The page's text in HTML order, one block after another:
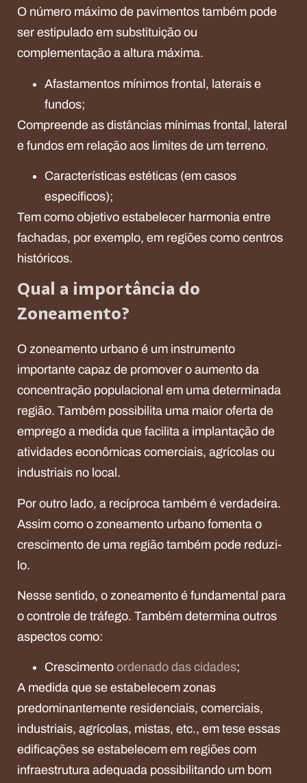
O número máximo de pavimentos também pode
ser estipulado em substituição ou
complementação a altura máxima.
Afastamentos mínimos frontal, laterais e
fundos;
Compreende as distâncias mínimas frontal, lateral
e fundos em relação aos limites de um terreno.
Características estéticas (em casos
específicos);
Tem como objetivo estabelecer harmonia entre
fachadas, por exemplo, em regiões como centros
históricos.
Qual a importância do
Zoneamento?
O zoneamento urbano é um instrumento
importante capaz de promover o aumento da
concentração populacional em uma determinada
região. Também possibilita uma maior oferta de
emprego a medida que facilita a implantação de
atividades econômicas comerciais, agrícolas ou
industriais no local.
Por outro lado, a recíproca também é verdadeira.
Assim como o zoneamento urbano fomenta o
crescimento de uma região também pode reduzi-
lo.
Nesse sentido, o zoneamento é fundamental para
o controle de tráfego. Também determina outros
aspectos como:
Crescimento ordenado das cidades;
A medida que se estabelecem zonas
predominantemente residenciais, comerciais,
industriais, agrícolas, mistas, etc., em tese essas
edificações se estabelecem em regiões com
infraestrutura adequada possibilitando um bom